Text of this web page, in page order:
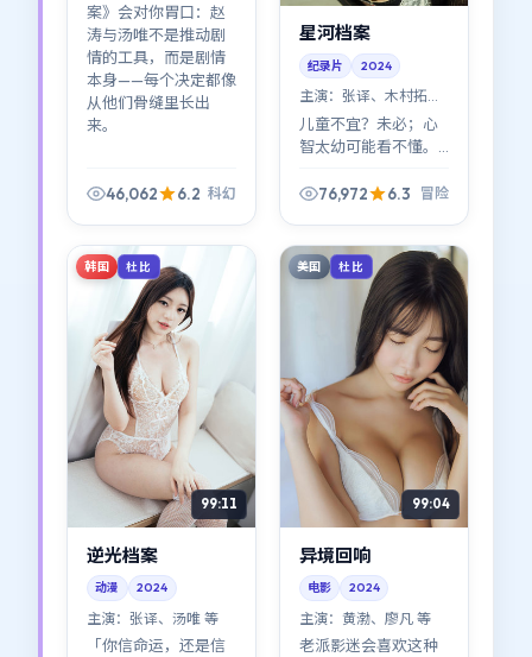
案》会对你胃口：赵
涛与汤唯不是推动剧
情的工具，而是剧情
本身——每个决定都像
从他们骨缝里长出
来。
46,062 6.2 科幻
星河档案
纪录片 2024
主演： 张译、木村拓哉
等
儿童不宜？未必；心
智太幼可能看不懂。
世界的规则讲得很直
76,972 6.3 冒险
韩国 杜比
99:11
逆光档案
动漫 2024
主演： 张译、汤唯 等
「你信命运，还是信
美国 杜比
99:04
异境回响
电影 2024
主演： 黄渤、廖凡 等
老派影迷会喜欢这种